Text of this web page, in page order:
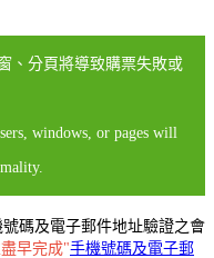
、分頁將導致購票失敗或
windows, or pages will
碼及電子郵件地址驗證之會
早完成"手機號碼及電子郵